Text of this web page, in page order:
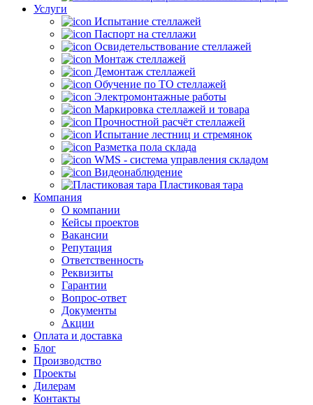
Услуги
Испытание стеллажей
Паспорт на стеллажи
Освидетельствование стеллажей
Монтаж стеллажей
Демонтаж стеллажей
Обучение по ТО стеллажей
Электромонтажные работы
Маркировка стеллажей и товара
Прочностной расчёт стеллажей
Испытание лестниц и стремянок
Разметка пола склада
WMS - система управления складом
Видеонаблюдение
Пластиковая тара
Компания
О компании
Кейсы проектов
Вакансии
Репутация
Ответственность
Реквизиты
Гарантии
Вопрос-ответ
Документы
Акции
Оплата и доставка
Блог
Производство
Проекты
Дилерам
Контакты